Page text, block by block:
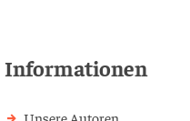
Informationen